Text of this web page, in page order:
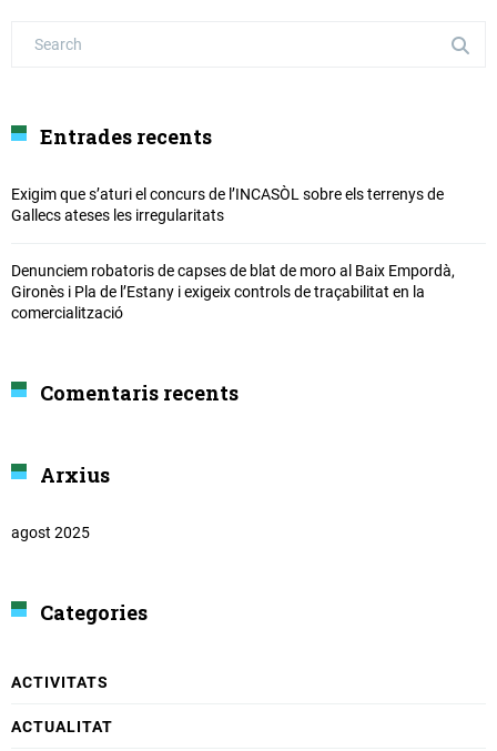
Entrades recents
Exigim que s’aturi el concurs de l’INCASÒL sobre els terrenys de
Gallecs ateses les irregularitats
Denunciem robatoris de capses de blat de moro al Baix Empordà,
Gironès i Pla de l’Estany i exigeix controls de traçabilitat en la
comercialització
Comentaris recents
Arxius
agost 2025
Categories
ACTIVITATS
ACTUALITAT